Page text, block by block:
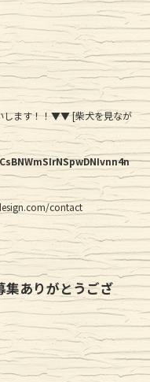
します！！▼▼ [柴犬を見なが
contact
集ありがとうござ